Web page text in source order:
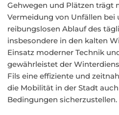
Gehwegen und Plätzen trägt
Vermeidung von Unfällen bei
reibungslosen Ablauf des
insbesondere in den kalten
Einsatz moderner Technik
gewährleistet der
Fils eine effiziente und
die Mobilität in der Stadt
Bedingungen sicherzustellen.